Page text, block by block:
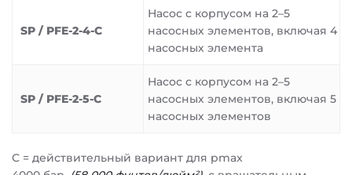
SP / PFE-2-4-C
Насос с корпусом на 2–5
насосных элементов, включая 4
насосных элемента
SP / PFE-2-5-C
Насос с корпусом на 2–5
насосных элементов, включая 5
насосных элементов
C = действительный вариант для pmax